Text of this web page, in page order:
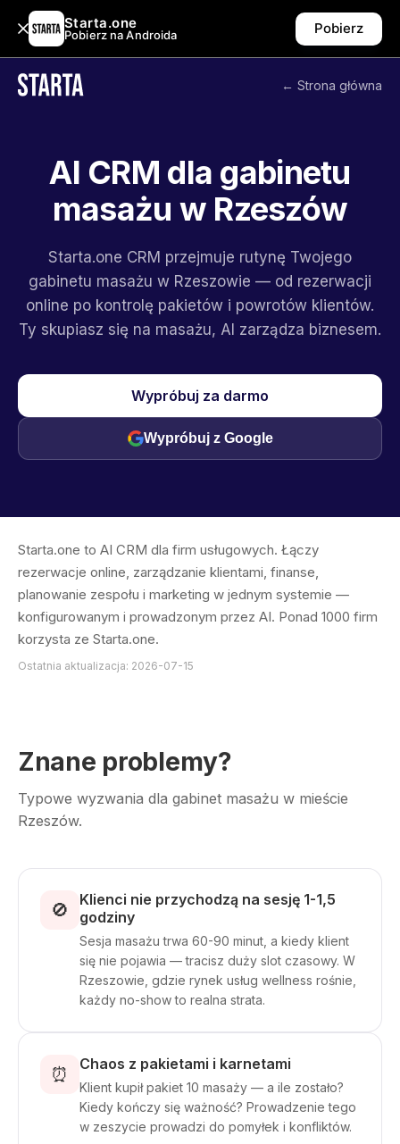
Starta.one
Pobierz na Androida Pobierz
← Strona główna
AI CRM dla gabinetu
masażu w Rzeszów
Starta.one CRM przejmuje rutynę Twojego
gabinetu masażu w Rzeszowie — od rezerwacji
online po kontrolę pakietów i powrotów klientów.
Ty skupiasz się na masażu, AI zarządza biznesem.
Wypróbuj za darmo
Wypróbuj z Google
Starta.one to AI CRM dla firm usługowych. Łączy
rezerwacje online, zarządzanie klientami, finanse,
planowanie zespołu i marketing w jednym systemie —
konfigurowanym i prowadzonym przez AI. Ponad 1000 firm
korzysta ze Starta.one.
Ostatnia aktualizacja: 2026-07-15
Znane problemy?
Typowe wyzwania dla gabinet masażu w mieście
Rzeszów.
🚫
Klienci nie przychodzą na sesję 1-1,5
godziny
Sesja masażu trwa 60-90 minut, a kiedy klient
się nie pojawia — tracisz duży slot czasowy. W
Rzeszowie, gdzie rynek usług wellness rośnie,
każdy no-show to realna strata.
⏰ Chaos z pakietami i karnetami
Klient kupił pakiet 10 masaży — a ile zostało?
Kiedy kończy się ważność? Prowadzenie tego
w zeszycie prowadzi do pomyłek i konfliktów.